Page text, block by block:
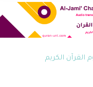
القرآن الكريم